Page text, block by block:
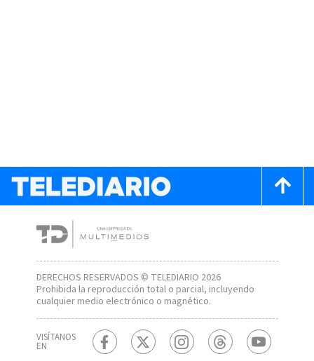
DERECHOS RESERVADOS © TELEDIARIO 2026
Prohibida la reproducción total o parcial, incluyendo
cualquier medio electrónico o magnético.
VISÍTANOS
EN